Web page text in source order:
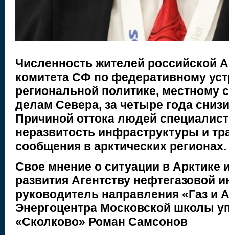
Численность жителей российской
комитета СФ по федеративному
региональной политике, местному
делам Севера, за четыре года
Причиной оттока людей
неразвитость инфраструктуры и
сообщения в арктических регионах.
Свое мнение о ситуации в Арктике
развития Агентству
руководитель направления «Газ и
Энергоцентра Московской школы
«Сколково» Роман Самсонов